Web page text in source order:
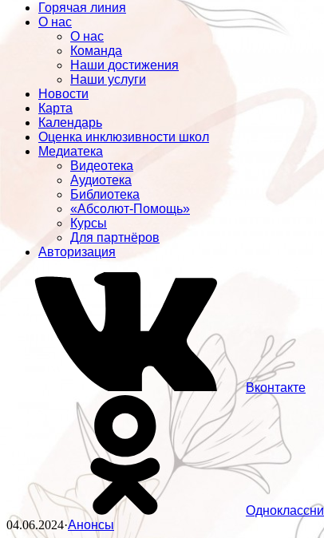
Горячая линия
О нас
О нас
Команда
Наши достижения
Наши услуги
Новости
Карта
Календарь
Оценка инклюзивности школ
Медиатека
Видеотека
Аудиотека
Библиотека
«Абсолют-Помощь»
Курсы
Для партнёров
Авторизация
Вконтакте
04.06.2024·Анонсы